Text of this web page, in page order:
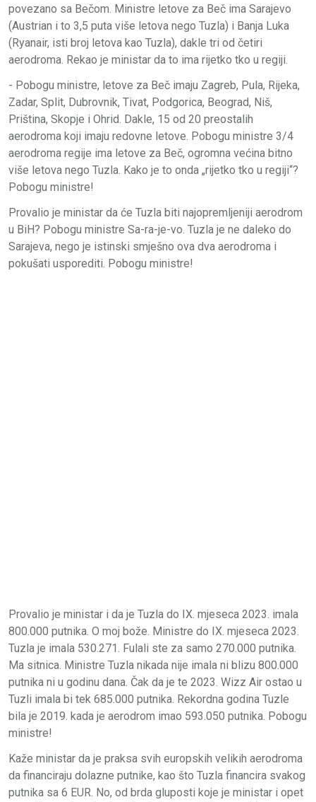
povezano sa Bečom. Ministre letove za Beč ima Sarajevo
(Austrian i to 3,5 puta više letova nego Tuzla) i Banja Luka
(Ryanair, isti broj letova kao Tuzla), dakle tri od četiri
aerodroma. Rekao je ministar da to ima rijetko tko u regiji.
- Pobogu ministre, letove za Beč imaju Zagreb, Pula, Rijeka,
Zadar, Split, Dubrovnik, Tivat, Podgorica, Beograd, Niš,
Priština, Skopje i Ohrid. Dakle, 15 od 20 preostalih
aerodroma koji imaju redovne letove. Pobogu ministre 3/4
aerodroma regije ima letove za Beč, ogromna većina bitno
više letova nego Tuzla. Kako je to onda „rijetko tko u regiji“?
Pobogu ministre!
Provalio je ministar da će Tuzla biti najopremljeniji aerodrom
u BiH? Pobogu ministre Sa-ra-je-vo. Tuzla je ne daleko do
Sarajeva, nego je istinski smješno ova dva aerodroma i
pokušati usporediti. Pobogu ministre!
Provalio je ministar i da je Tuzla do IX. mjeseca 2023. imala
800.000 putnika. O moj bože. Ministre do IX. mjeseca 2023.
Tuzla je imala 530.271. Fulali ste za samo 270.000 putnika.
Ma sitnica. Ministre Tuzla nikada nije imala ni blizu 800.000
putnika ni u godinu dana. Čak da je te 2023. Wizz Air ostao u
Tuzli imala bi tek 685.000 putnika. Rekordna godina Tuzle
bila je 2019. kada je aerodrom imao 593.050 putnika. Pobogu
ministre!
Kaže ministar da je praksa svih europskih velikih aerodroma
da financiraju dolazne putnike, kao što Tuzla financira svakog
putnika sa 6 EUR. No, od brda gluposti koje je ministar i opet